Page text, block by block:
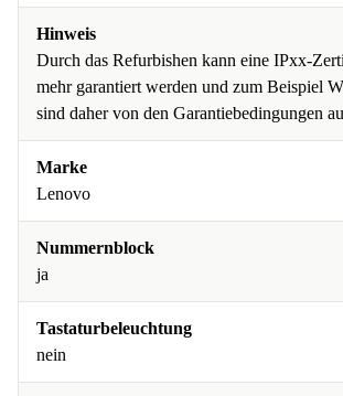
Hinweis
Durch das Refurbishen kann eine IPxx-
mehr garantiert werden und zum Beispiel
sind daher von den Garantiebedingungen
Marke
Lenovo
Nummernblock
ja
Tastaturbeleuchtung
nein